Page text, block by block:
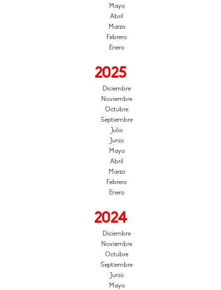
Mayo
Abril
Marzo
Febrero
Enero
2025
Diciembre
Noviembre
Octubre
Septiembre
Julio
Junio
Mayo
Abril
Marzo
Febrero
Enero
2024
Diciembre
Noviembre
Octubre
Septiembre
Junio
Mayo